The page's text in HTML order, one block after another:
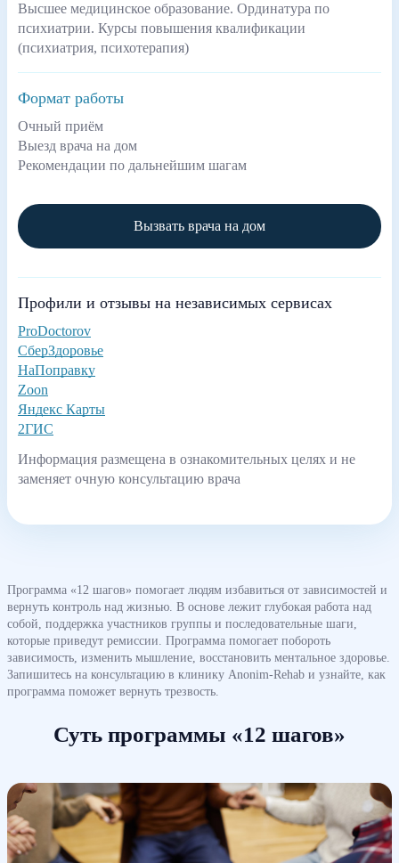
Высшее медицинское образование. Ординатура по
психиатрии. Курсы повышения квалификации
(психиатрия, психотерапия)
Формат работы
Очный приём
Выезд врача на дом
Рекомендации по дальнейшим шагам
Вызвать врача на дом
Профили и отзывы на независимых сервисах
ProDoctorov
СберЗдоровье
НаПоправку
Zoon
Яндекс Карты
2ГИС
Информация размещена в ознакомительных целях и не
заменяет очную консультацию врача
Программа «12 шагов» помогает людям избавиться от зависимостей и
вернуть контроль над жизнью. В основе лежит глубокая работа над
собой, поддержка участников группы и последовательные шаги,
которые приведут ремиссии. Программа помогает побороть
зависимость, изменить мышление, восстановить ментальное здоровье.
Запишитесь на консультацию в клинику Anonim-Rehab и узнайте, как
программа поможет вернуть трезвость.
Суть программы «12 шагов»